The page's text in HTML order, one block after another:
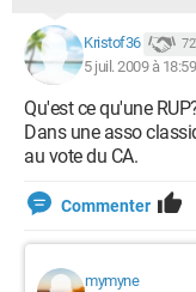
Kristof36
5 juil. 2009 à 18:59
Qu'est ce qu'une
Dans une asso
au vote du CA.
Commenter
mymyne